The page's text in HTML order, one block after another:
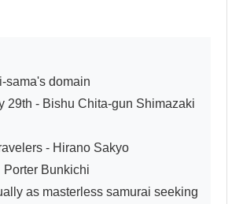
29th - Bishu Chita-gun Shimazaki
- Hirano Sakyo
as masterless samurai seeking